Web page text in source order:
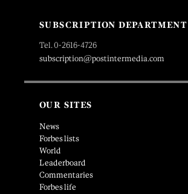
SUBSCRIPTION DEPARTMENT
Tel. 0-2616-4726
subscription@postintermedia.com
OUR SITES
News
Forbes lists
World
Leaderboard
Commentaries
Forbes life